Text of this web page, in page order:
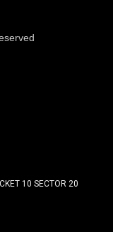
10 SECTOR 20